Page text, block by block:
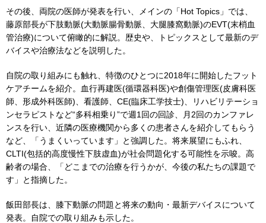
その後、両院の医師が発表を行い、メインの「Hot Topics」では、
藤原部長が下肢動脈(大動脈腸骨動脈、大腿膝窩動脈)のEVT(末梢血
管治療)について俯瞰的に解説。歴史や、トピックスとして最新のデ
バイスや治療法などを説明した。
自院の取り組みにも触れ、特徴のひとつに2018年に開始したフット
ケアチームを紹介。血行再建医(循環器科医)や創傷管理医(皮膚科医
師、形成外科医師)、看護師、CE(臨床工学技士)、リハビリテーショ
ンセラピストなど“多科相乗り”で週1回の回診、月2回のカンファレ
ンスを行い、近隣の医療機関から多くの患者さんを紹介してもらう
など、「うまくいっています」と強調した。将来展望にもふれ、
CLTI(包括的高度慢性下肢虚血)が社会問題化する可能性を示唆。高
齢者の場合、「どこまでの治療を行うかが、今後の私たちの課題で
す」と指摘した。
飯田部長は、膝下動脈の問題と将来の動向・最新デバイスについて
発表。自院での取り組みも示した。